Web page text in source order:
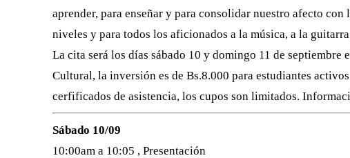
aprender, para enseñar y para consolidar nuestro afecto
niveles y para todos los aficionados a la música, a la
La cita será los días sábado 10 y domingo 11 de septiembre
Cultural, la inversión es de Bs.8.000 para estudiantes
cerfificados de asistencia, los cupos son limitados.
Sábado 10/09
10:00am a 10:05 , Presentación